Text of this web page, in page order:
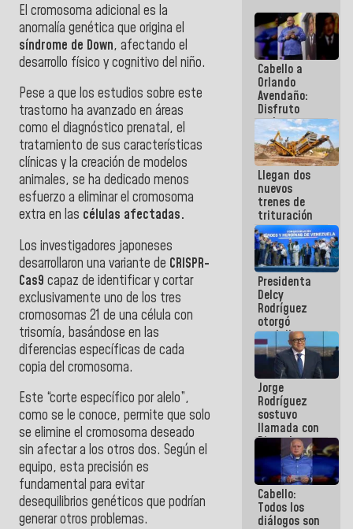
El cromosoma adicional es la
anomalía genética que origina el
síndrome de Down, afectando el
desarrollo físico y cognitivo del niño.
Pese a que los estudios sobre este
trastorno ha avanzado en áreas
como el diagnóstico prenatal, el
tratamiento de sus características
clínicas y la creación de modelos
animales, se ha dedicado menos
esfuerzo a eliminar el cromosoma
extra en las células afectadas.
Los investigadores japoneses
desarrollaron una variante de CRISPR-
Cas9 capaz de identificar y cortar
exclusivamente uno de los tres
cromosomas 21 de una célula con
trisomía, basándose en las
diferencias específicas de cada
copia del cromosoma.
Este “corte específico por alelo”,
como se le conoce, permite que solo
se elimine el cromosoma deseado
sin afectar a los otros dos. Según el
equipo, esta precisión es
fundamental para evitar
desequilibrios genéticos que podrían
generar otros problemas.
Cabello a
Orlando
Avendaño:
Disfruto
cada vez
que escribes
porque lo
que haces
es
embarrarla
Llegan dos
nuevos
trenes de
trituración
para
optimizar
manejo de
escombros
en La Guaira
Presidenta
Delcy
Rodríguez
otorgó
medalla
"Héroe de
Venezuela"
a servidores
públicos
Jorge
Rodríguez
sostuvo
llamada con
Dinorah
Figuera y
acuerdan
primer
encuentro
presencial
para el
Cabello:
Todos los
diálogos son